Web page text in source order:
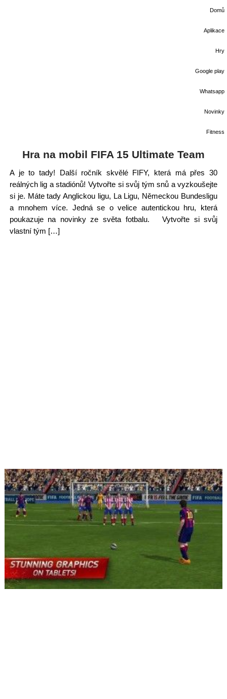
Domů
Aplikace
Hry
Google play
Whatsapp
Novinky
Fitness
Hra na mobil FIFA 15 Ultimate Team
A je to tady! Další ročník skvělé FIFY, která má přes 30
reálných lig a stadiónů! Vytvořte si svůj tým snů a vyzkoušejte
si je. Máte tady Anglickou ligu, La Ligu, Německou Bundesligu
a mnohem více. Jedná se o velice autentickou hru, která
poukazuje na novinky ze světa fotbalu. Vytvořte si svůj
vlastní tým […]